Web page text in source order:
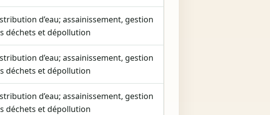
d’eau; assainissement, gestion
déchets et dépollution
d’eau; assainissement, gestion
déchets et dépollution
d’eau; assainissement, gestion
déchets et dépollution